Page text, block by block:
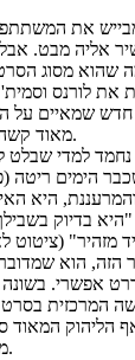
את
אליה מבט.
שהוא מסוג
את לורנס
שמאיים על
מאוד קשה למלא בכך סרט שלם.
נחמד למדי
הימים ריטה
היא
בדיוק
מזהיר" (ציטוט
הזה, הוא
אפשרי.
המרכזית
הליהוק המאוד
משהו שדי נחמד לראות.